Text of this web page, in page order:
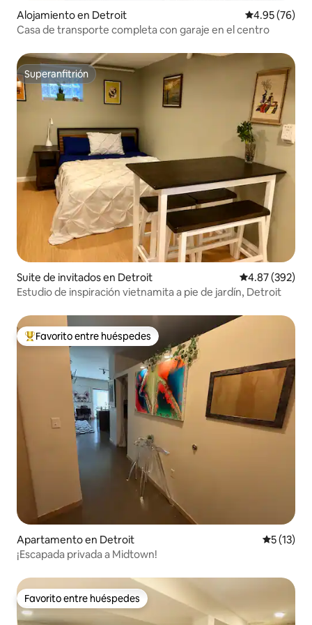
Alojamiento en Detroit Calificación
4.95 (76)
Casa de transporte completa con garaje en el centro
Superanfitrión
Superanfitrión
Suite de invitados en Detroit Calificación
4.87 (392)
Estudio de inspiración vietnamita a pie de jardín, Detroit
Favorito entre huéspedes preferido
Favorito entre huéspedes
Apartamento en Detroit
5 (13)
¡Escapada privada a Midtown!
Favorito entre huéspedes
Favorito entre huéspedes